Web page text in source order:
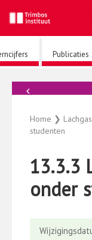
naar
de
inhoud
Publicaties
Home ❯ Lachgas
studenten
13.3.3
onder
←